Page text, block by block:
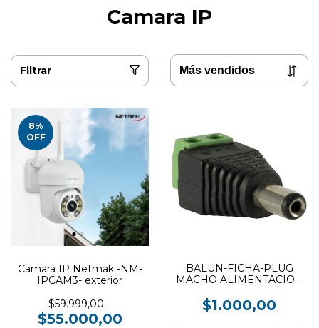
Camara IP
Filtrar
8%
OFF
Camara IP Netmak -NM-
IPCAM3- exterior
$59.999,00
$55.000,00
BALUN-FICHA-PLUG
MACHO ALIMENTACION
$1.000,00